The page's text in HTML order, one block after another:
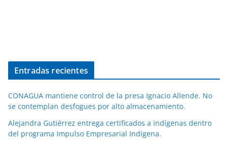
Entradas recientes
CONAGUA mantiene control de la presa Ignacio Allende. No
se contemplan desfogues por alto almacenamiento.
Alejandra Gutiérrez entrega certificados a indígenas dentro
del programa Impulso Empresarial Indígena.